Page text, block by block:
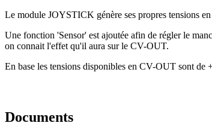
Le module JOYSTICK génère ses propres tensions
Une fonction 'Sensor' est ajoutée afin de régler le
on connait l'effet qu'il aura sur le CV-OUT.
En base les tensions disponibles en CV-OUT sont
Documents